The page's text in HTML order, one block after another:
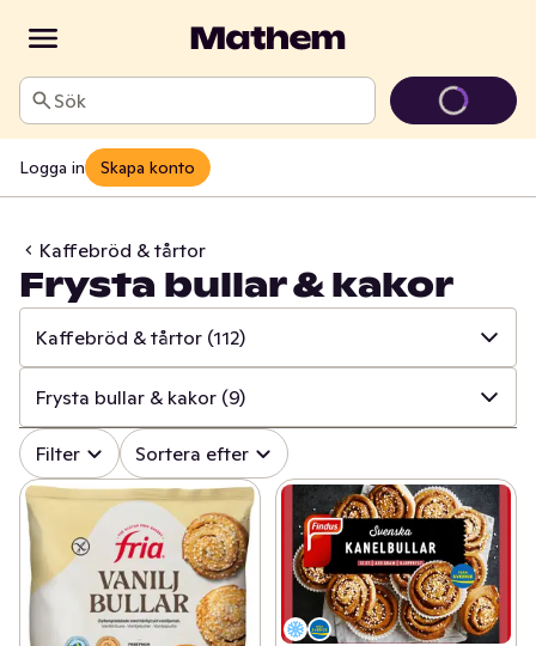
Sök
Logga in Skapa konto
Kaffebröd & tårtor
Frysta bullar & kakor
Kaffebröd & tårtor (112)
✓ Alla (615)
✓ Matbröd (153)
✓ Knäckebröd & skorpor (104)
Kex & kakor (149)
Kaffebröd & tårtor (112)
Frysta bullar & kakor (9)
✓ Alla (112)
✓ Vetebröd, bullar & längder
Kondisbitar (28)
Frysta bullar & kakor (9)
Filter Sortera efter